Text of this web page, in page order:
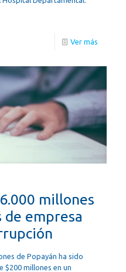
Ver más
millones
de empresa
de Popayán ha sido
$200 millones en un